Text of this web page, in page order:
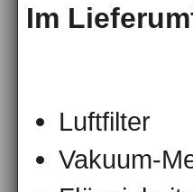
Im
Luftfilter
Vakuum-